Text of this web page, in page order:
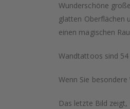
springen
Wunderschöne
glatten Oberflächen
einen magischen
Wandtattoos sind
Wenn Sie
Das letzte Bild